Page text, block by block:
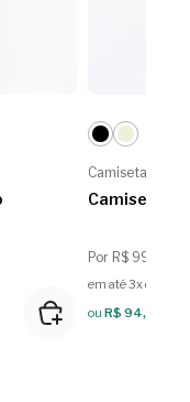
Camiseta
Camiseta
Por R$ 99,99
em até 3x de R$
ou R$ 94,99